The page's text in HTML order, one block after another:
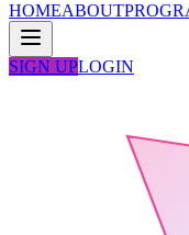
HOMEABOUT
SIGN UPLOGIN